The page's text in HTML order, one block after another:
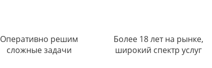
Оперативно решим
сложные задачи
Более 18 лет на рынке,
широкий спектр услуг